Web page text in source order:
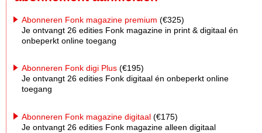
Abonneren Fonk magazine premium (€325)
Je ontvangt 26 edities Fonk magazine in print & digitaal én
onbeperkt online toegang
Abonneren Fonk digi Plus (€195)
Je ontvangt 26 edities Fonk digitaal én onbeperkt online
toegang
Abonneren Fonk magazine digitaal (€175)
Je ontvangt 26 edities Fonk magazine alleen digitaal